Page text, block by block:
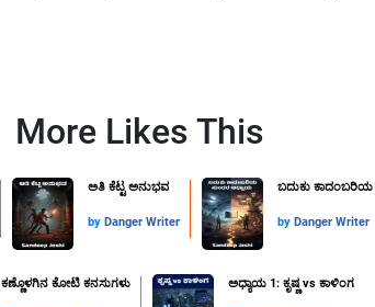
More Likes This
ಅತಿ ಕೆಟ್ಟ ಅನುಭವ
by Danger Writer
ಬದುಕು ಕಾದಂಬರಿಯ
by Danger Writer
ಕಣ್ಣೊಳಗಿನ ಕೋಟಿ ಕನಸುಗಳು ಅಧ್ಯಾಯ 1: ಕೃಷ್ಣ vs ಕಾಳಿಂಗ